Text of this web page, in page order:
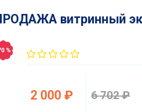
витринный
%
2 000 ₽ 6 702 ₽